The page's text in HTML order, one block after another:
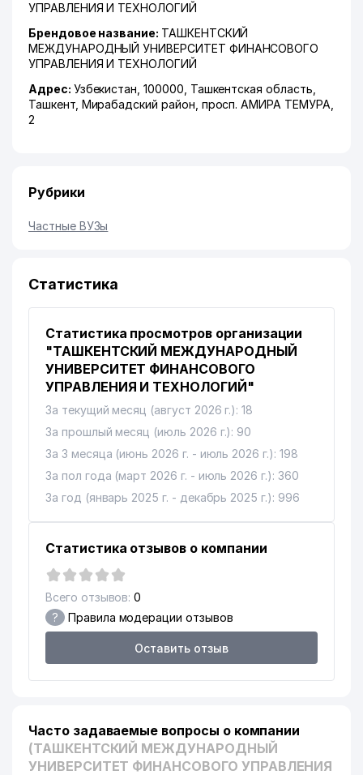
УПРАВЛЕНИЯ И ТЕХНОЛОГИЙ
Брендовое название: ТАШКЕНТСКИЙ
МЕЖДУНАРОДНЫЙ УНИВЕРСИТЕТ ФИНАНСОВОГО
УПРАВЛЕНИЯ И ТЕХНОЛОГИЙ
Адрес: Узбекистан, 100000, Ташкентская область
Ташкент, Мирабадский район просп. АМИРА ТЕМУРА
2
Рубрики
Частные ВУЗы
Статистика
Статистика просмотров организации
"ТАШКЕНТСКИЙ МЕЖДУНАРОДНЫЙ
УНИВЕРСИТЕТ ФИНАНСОВОГО
УПРАВЛЕНИЯ И ТЕХНОЛОГИЙ"
За текущий месяц (август 2026 г.): 18
За прошлый месяц (июль 2026 г.): 90
За 3 месяца (июнь 2026 г. - июль 2026 г.): 198
За пол года (март 2026 г. - июль 2026 г.): 360
За год (январь 2025 г. - декабрь 2025 г.): 996
Статистика отзывов о компании
Всего отзывов: 0
? Правила модерации отзывов
Оставить отзыв
Часто задаваемые вопросы о компании
(ТАШКЕНТСКИЙ МЕЖДУНАРОДНЫЙ
УНИВЕРСИТЕТ ФИНАНСОВОГО УПРАВЛЕНИЯ